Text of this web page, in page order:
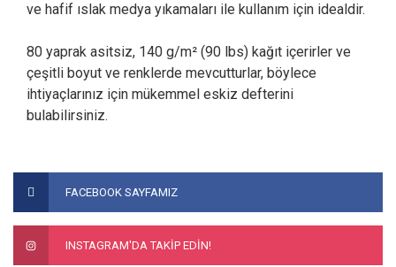
ve hafif ıslak medya yıkamaları ile kullanım için idealdir.
80 yaprak asitsiz, 140 g/m² (90 lbs) kağıt içerirler ve
çeşitli boyut ve renklerde mevcutturlar, böylece
ihtiyaçlarınız için mükemmel eskiz defterini
bulabilirsiniz.
Bu ürüne ilk yorumu siz yapın!
Yorum Yaz
kullanarak tarafımıza iletebilirsiniz.
Görüş ve önerileriniz için teşekkür ederiz.
FACEBOOK SAYFAMIZ
INSTAGRAM'DA TAKİP EDİN!